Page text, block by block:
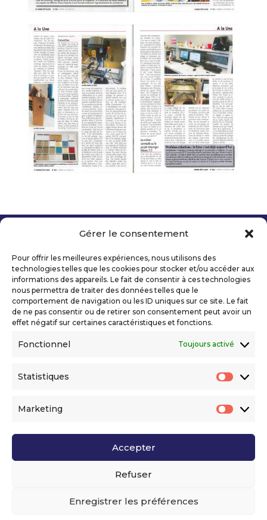
Gérer le consentement
Pour offrir les meilleures expériences, nous utilisons des
technologies telles que les cookies pour stocker et/ou accéder aux
informations des appareils. Le fait de consentir à ces technologies
nous permettra de traiter des données telles que le
comportement de navigation ou les ID uniques sur ce site. Le fait
de ne pas consentir ou de retirer son consentement peut avoir un
effet négatif sur certaines caractéristiques et fonctions.
Fonctionnel Toujours activé
Statistiques
Marketing
Accepter
Refuser
Enregistrer les préférences
Mentions légales
Politique de confidentialité
Déclaration d’accessibilité numérique
Ils nous soutiennent
Voir l’ensemble de nos partenaires